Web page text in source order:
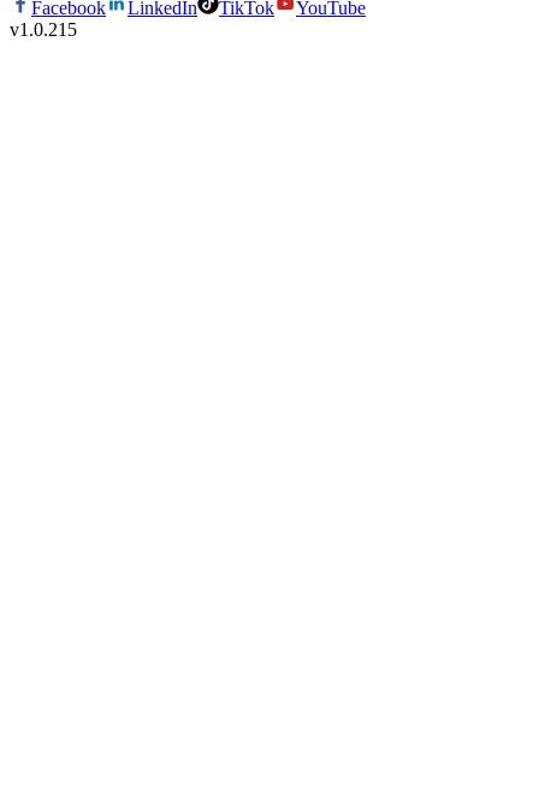
Facebook LinkedIn TikTok
YouTube
v1.0.215